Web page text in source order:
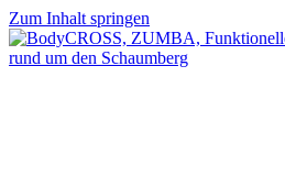
Zum Inhalt springen